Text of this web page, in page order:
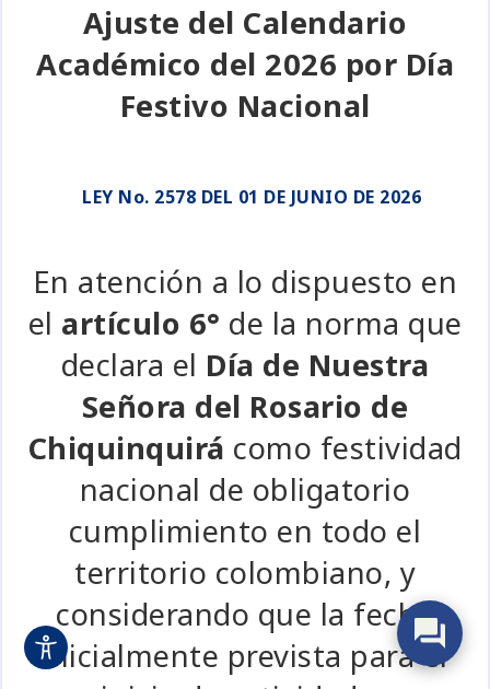
Ajuste del Calendario
Académico del 2026 por Día
Festivo Nacional
LEY No. 2578 DEL 01 DE JUNIO DE 2026
En atención a lo dispuesto en
el artículo 6° de la norma que
declara el Día de Nuestra
Señora del Rosario de
Chiquinquirá como festividad
nacional de obligatorio
cumplimiento en todo el
territorio colombiano, y
considerando que la fecha
inicialmente prevista para el